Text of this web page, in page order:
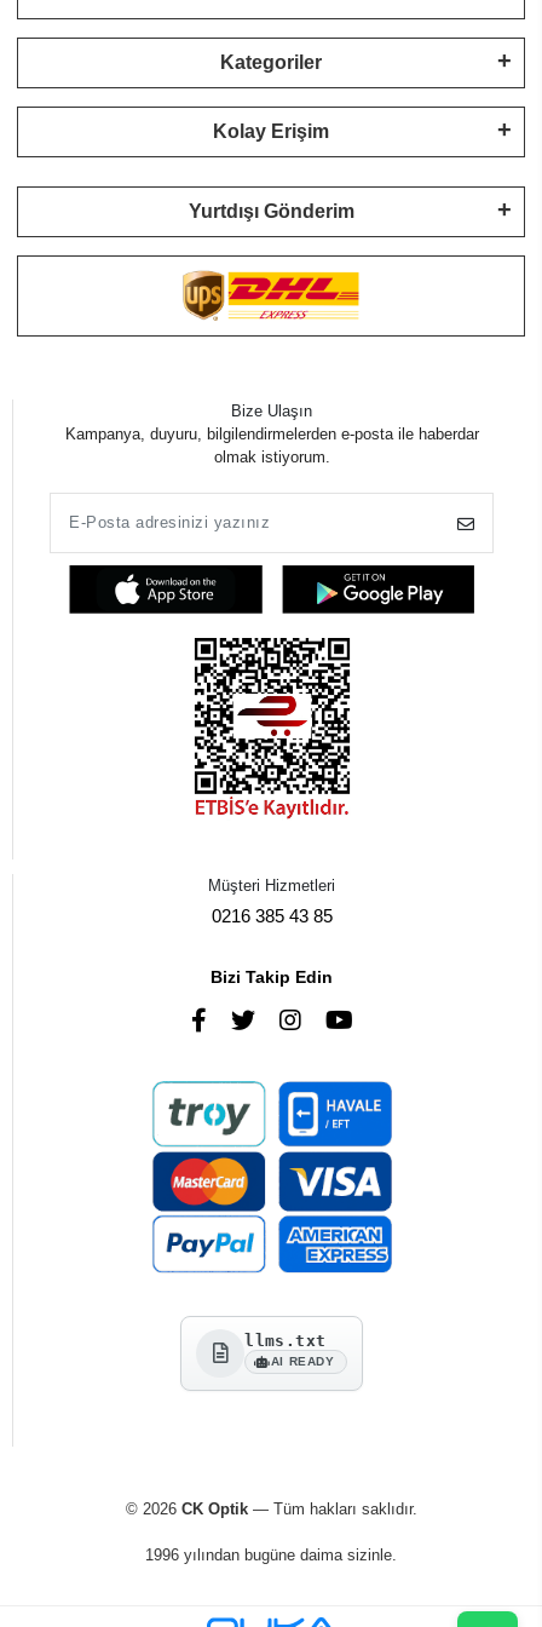
Kategoriler
Kolay Erişim
Yurtdışı Gönderim
Bize Ulaşın
Kampanya, duyuru, bilgilendirmelerden e-posta ile haberdar
olmak istiyorum.
Müşteri Hizmetleri
0216 385 43 85
Bizi Takip Edin
llms.txt
AI READY
© 2026 CK Optik— Tüm hakları saklıdır.
1996 yılından bugüne daima sizinle.